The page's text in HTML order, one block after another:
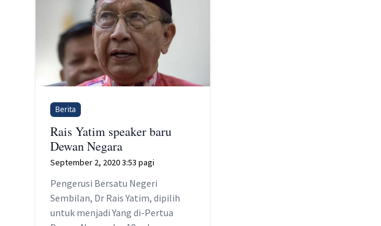
keizinan Yang Dipertua, saya ingin
membuat permohonan itu di
dewan mulia ini kerana
menimbulkan kekeliruan dalam
hal adik Veveonah. Maaf […]
Berita
Rais Yatim speaker baru
Dewan Negara
September 2, 2020 3:53 pagi
Pengerusi Bersatu Negeri
Sembilan, Dr Rais Yatim, dipilih
untuk menjadi Yang di-Pertua